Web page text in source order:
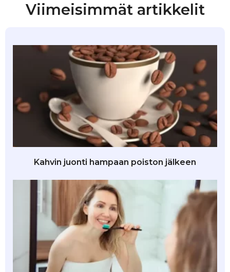
Viimeisimmät artikkelit
Kahvin juonti hampaan poiston jälkeen